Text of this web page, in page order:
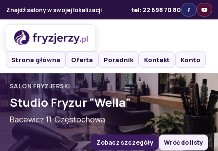
Znajdź salony w swojej lokalizacji tel: 22 698 70 80
Strona główna Oferta Poradnik Kontakt Konto
SALON FRYZJERSKI
Studio Fryzur "Wella"
Bacewicz 11, Częstochowa
Zobacz szczegóły Wróć do listy